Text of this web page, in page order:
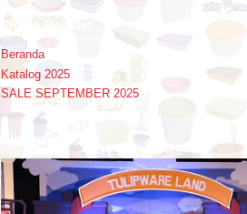
Promo Booklet
Beranda
Katalog 2025
SALE SEPTEMBER 2025
Alhamdulillah